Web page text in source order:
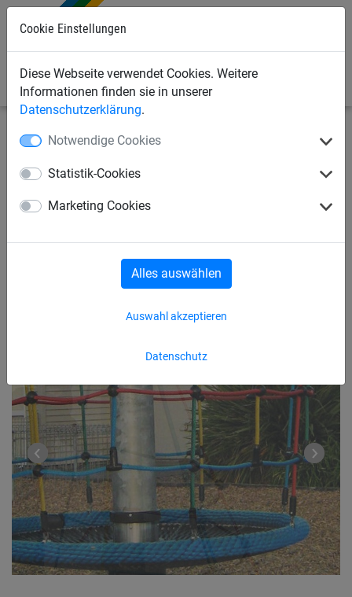
Cookie Einstellungen
Diese Webseite verwendet Cookies. Weitere
Informationen finden sie in unserer
Datenschutzerklärung.
Notwendige Cookies
Statistik-Cookies
Marketing Cookies
Datenschutz
Auswahl akzeptieren
Alles auswählen
Seilspielgeräte Hally-Gally Serie
TURMKREISEL